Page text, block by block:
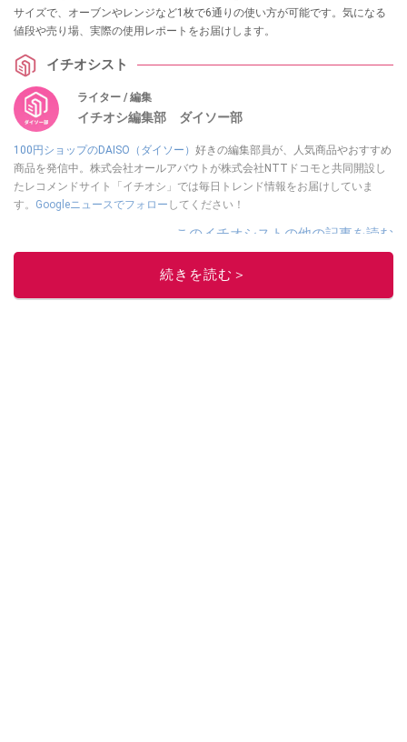
サイズで、オーブンやレンジなど1枚で6通りの使い方が可能です。気になる
値段や売り場、実際の使用レポートをお届けします。
イチオシスト
ライター / 編集
イチオシ編集部 ダイソー部
100円ショップのDAISO（ダイソー） 好きの編集部員が、人気商品やおすすめ
商品を発信中。株式会社オールアバウトが株式会社NTTドコモと共同開設し
たレコメンドサイト「イチオシ」では毎日トレンド情報をお届けしていま
す。 Googleニュースでフォロー してください！
このイチオシストの他の記事を読む
続きを読む＞